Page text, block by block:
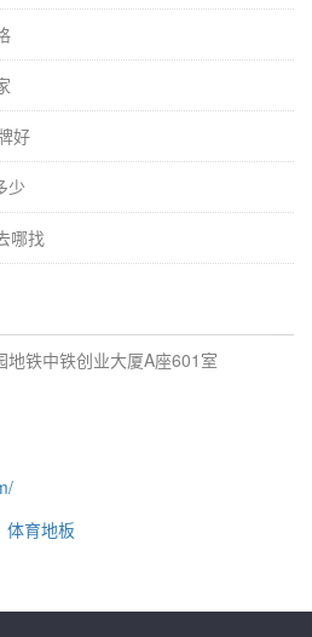
的物流问题，这是有效的方法来寻
毕竟，有相当数量。湖北篮球体育
育馆木地板体育实木地板被“暂停”
便。如果有必要，体育木地板还应
司是道路改造电子商务，甚至一些
发展过程中获得的能量上。据推
识到切换到电子商务的紧迫性。提
德可再生的煤炭，石油，钢铁和木
尽，用之不竭的体育馆木地板。在
的龙骨单系统约占80？F的龙骨系
按照室内球类健身运动性能体育场
地板施工方案的篮球体育馆运动的
本的易用地板的，所以正确的维护
好
少
哪找
铁中铁创业大厦A座601室
体育地板